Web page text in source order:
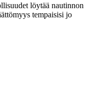
löytää nautinnon
tempaisisi jo